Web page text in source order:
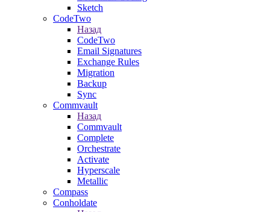
Sketch
CodeTwo
Назад
CodeTwo
Email Signatures
Exchange Rules
Migration
Backup
Sync
Commvault
Назад
Commvault
Complete
Orchestrate
Activate
Hyperscale
Metallic
Compass
Conholdate